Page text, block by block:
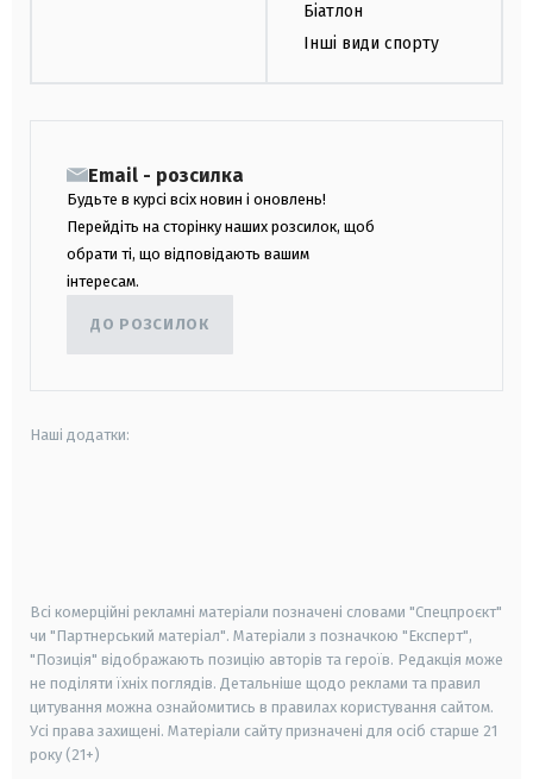
Біатлон
Інші види спорту
Email - розсилка
Будьте в курсі всіх новин і оновлень!
Перейдіть на сторінку наших розсилок, щоб
обрати ті, що відповідають вашим
інтересам.
ДО РОЗСИЛОК
Наші додатки:
Всі комерційні рекламні матеріали позначені словами "Спецпроєкт"
чи "Партнерський матеріал". Матеріали з позначкою "Експерт",
"Позиція" відображають позицію авторів та героїв. Редакція може
не поділяти їхніх поглядів. Детальніше щодо реклами та правил
цитування можна ознайомитись в правилах користування сайтом.
Усі права захищені. Матеріали сайту призначені для осіб старше 21
року (21+)